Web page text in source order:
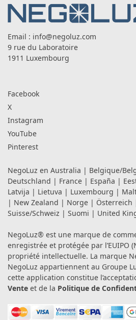
Email : info@negoluz.com
9 rue du Laboratoire
1911 Luxembourg
Facebook
X
Instagram
YouTube
Pinterest
NegoLuz en Australia | Belgique/
Deutschland | France | España |
Latvija | Lietuva | Luxembourg |
| New Zealand | Norge | Österreich
Suisse/Schweiz | Suomi | United
NegoLuz® est une marque de
enregistrée et protégée par l’EUIPO
propriété intellectuelle. La marque
NegoLuz appartiennent au Groupe
cette application constitue
Vente et de la Politique de